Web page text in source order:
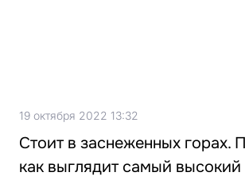
19 октября 2022 13:32
Стоит в заснеженных горах.
как выглядит самый высокий